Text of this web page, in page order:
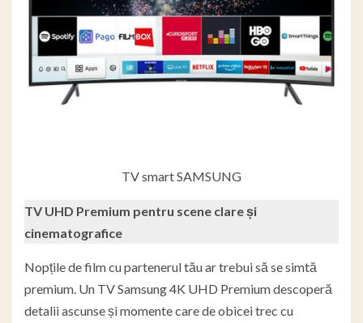
TV smart SAMSUNG
TV UHD Premium pentru scene clare și
cinematografice
Nopțile de film cu partenerul tău ar trebui să se simtă
premium. Un TV Samsung 4K UHD Premium descoperă
detalii ascunse și momente care de obicei trec cu